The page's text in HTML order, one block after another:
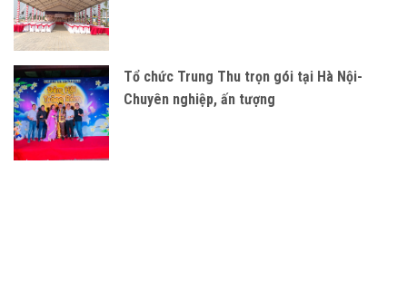
Tổ chức Trung Thu trọn gói tại Hà Nội-
Chuyên nghiệp, ấn tượng